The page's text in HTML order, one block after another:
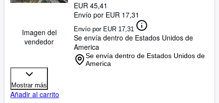
Imagen del
vendedor
EUR 45,41
Envío por EUR 17,31
Envío por EUR 17,31
Se envía dentro de Estados Unidos de
America
Se envía dentro de Estados Unidos de
America
Mostrar más
Añadir al carrito